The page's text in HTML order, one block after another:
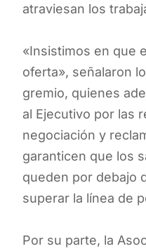
atraviesan los
«Insistimos en que
oferta», señalaron
gremio, quienes
al Ejecutivo por las
negociación y
garanticen que los
queden por debajo
superar la línea de
Por su parte, la